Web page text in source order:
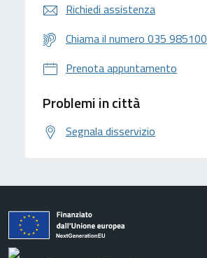
Richiedi assistenza
Chiama il numero 035 985100
Prenota appuntamento
Problemi in città
Segnala disservizio